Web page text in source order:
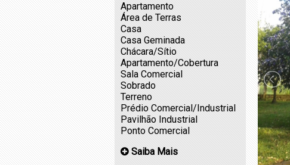
Apartamento
Área de Terras
Casa
Casa Geminada
Chácara/Sítio
Apartamento/Cobertura
Sala Comercial
Sobrado
Terreno
Prédio Comercial/Industrial
Pavilhão Industrial
Ponto Comercial
Saiba Mais